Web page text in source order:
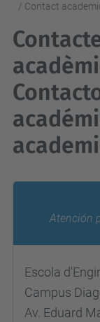
/ Contact
Atención
Escola
Campus
Av. Eduard